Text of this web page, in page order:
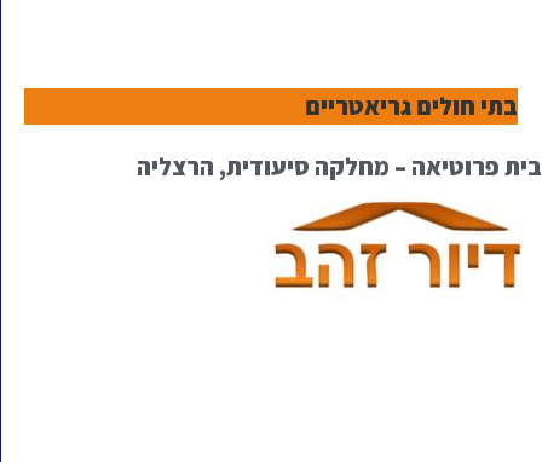
בתי חולים גריאטריים
בית פרוטיאה – מחלקה סיעודית, הרצליה